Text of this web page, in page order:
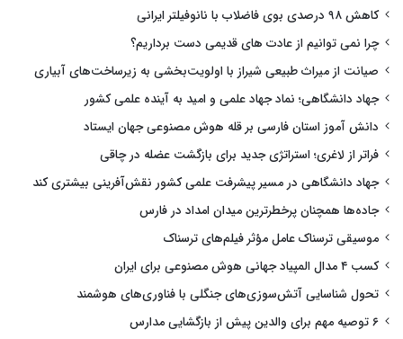
کاهش ۹۸ درصدی بوی فاضلاب با نانوفیلتر ایرانی
چرا نمی توانیم از عادت های قدیمی دست برداریم؟
صیانت از میراث طبیعی شیراز با اولویت‌بخشی به زیرساخت‌های آبیاری
جهاد دانشگاهی؛ نماد جهاد علمی و امید به آینده علمی کشور
دانش آموز استان فارسی بر قله هوش مصنوعی جهان ایستاد
فراتر از لاغری؛ استراتژی جدید برای بازگشت عضله در چاقی
جهاد دانشگاهی در مسیر پیشرفت علمی کشور نقش‌آفرینی بیشتری کند
جاده‌ها همچنان پرخطرترین میدان امداد در فارس
موسیقی ترسناک عامل مؤثر فیلم‌های ترسناک
کسب ۴ مدال المپیاد جهانی هوش مصنوعی برای ایران
تحول شناسایی آتش‌سوزی‌های جنگلی با فناوری‌های هوشمند
۶ توصیه مهم برای والدین پیش از بازگشایی مدارس